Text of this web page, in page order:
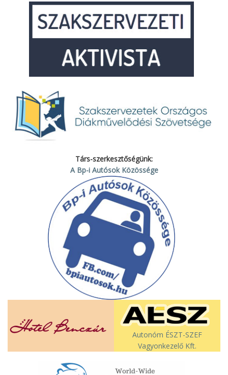
Társ-szerkesztőségünk:
A Bp-i Autósok Közössége
Autonóm ÉSZT-SZEF
Vagyonkezelő Kft.